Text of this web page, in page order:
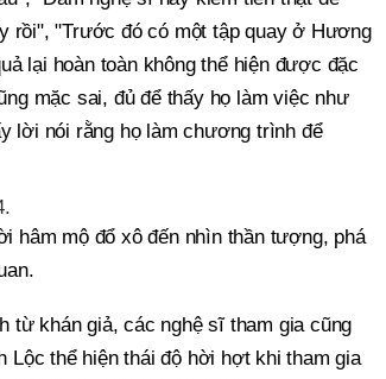
rồi", "Trước đó có một tập quay ở Hương
lại hoàn toàn không thể hiện được đặc
mặc sai, đủ để thấy họ làm việc như
lời nói rằng họ làm chương trình để
hâm mộ đổ xô đến nhìn thần tượng, phá
từ khán giả, các nghệ sĩ tham gia cũng
Lộc thể hiện thái độ hời hợt khi tham gia